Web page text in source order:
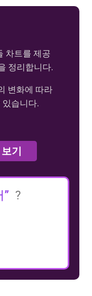
차트를 제공
정리합니다.
변화에 따라
습니다.
기
?